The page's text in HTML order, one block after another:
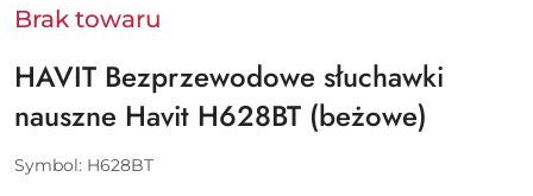
Brak towaru
HAVIT Bezprzewodowe słuchawki
nauszne Havit H628BT (beżowe)
Symbol: H628BT